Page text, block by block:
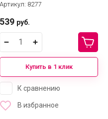
Артикул: 8277
539 руб.
Купить в 1 клик
К сравнению
В избранное